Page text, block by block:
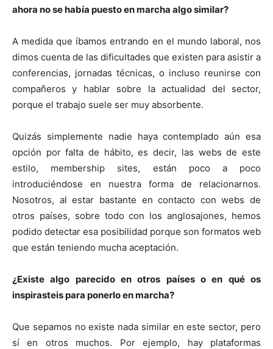
ahora no se había puesto en marcha algo similar?
A medida que íbamos entrando en el mundo laboral, nos
dimos cuenta de las dificultades que existen para asistir a
conferencias, jornadas técnicas, o incluso reunirse con
compañeros y hablar sobre la actualidad del sector,
porque el trabajo suele ser muy absorbente.
Quizás simplemente nadie haya contemplado aún esa
opción por falta de hábito, es decir, las webs de este
estilo, membership sites, están poco a poco
introduciéndose en nuestra forma de relacionarnos.
Nosotros, al estar bastante en contacto con webs de
otros países, sobre todo con los anglosajones, hemos
podido detectar esa posibilidad porque son formatos web
que están teniendo mucha aceptación.
¿Existe algo parecido en otros países o en qué os
inspirasteis para ponerlo en marcha?
Que sepamos no existe nada similar en este sector, pero
sí en otros muchos. Por ejemplo, hay plataformas